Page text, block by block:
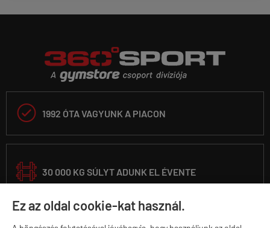
Ez az oldal cookie-kat használ.
 1992 ÓTA VAGYUNK A PIACON
30 000 KG SÚLYT ADUNK EL ÉVENTE